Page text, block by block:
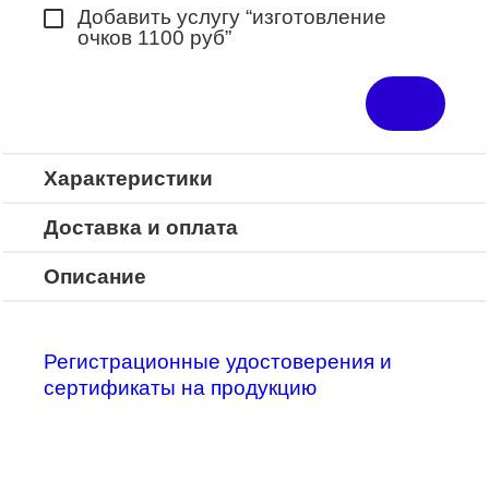
Добавить услугу “изготовление
очков 1100 руб”
Характеристики
Доставка и оплата
Описание
Регистрационные удостоверения и
сертификаты на продукцию